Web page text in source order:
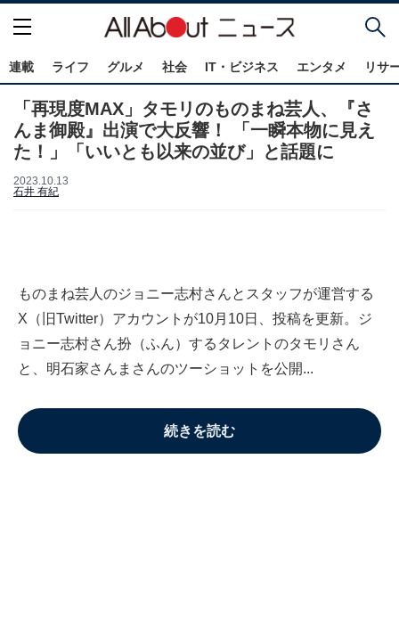
連載 ライフ グルメ 社会 IT・ビジネス エンタメ リサ
「再現度MAX」タモリのものまね芸人、『さ
んま御殿』出演で大反響！ 「一瞬本物に見え
た！」「いいとも以来の並び」と話題に
2023.10.13
石井 有紀
ものまね芸人のジョニー志村さんとスタッフが運営する
X（旧Twitter）アカウントが10月10日、投稿を更新。ジ
ョニー志村さん扮（ふん）するタレントのタモリさん
と、明石家さんまさんのツーショットを公開...
続きを読む